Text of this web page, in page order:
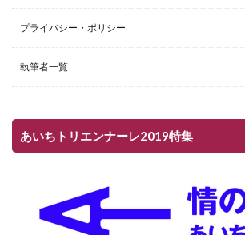
プライバシー・ポリシー
執筆者一覧
あいちトリエンナーレ2019特集